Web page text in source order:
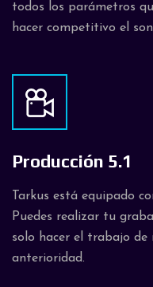
todos los parámetros
hacer competitivo el
Producción 5.1
Tarkus está equipado
Puedes realizar tu
solo hacer el trabajo de
anterioridad.